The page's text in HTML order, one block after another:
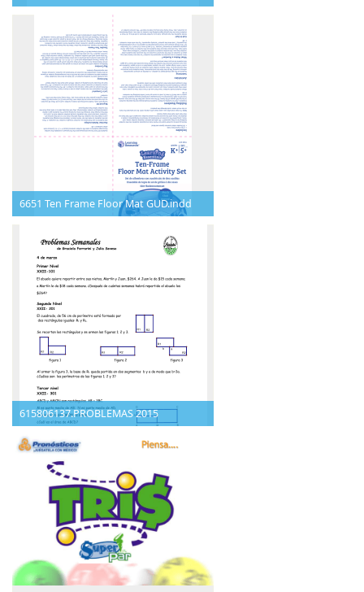
6651 Ten Frame Floor Mat GUD.indd
615806137.PROBLEMAS 2015